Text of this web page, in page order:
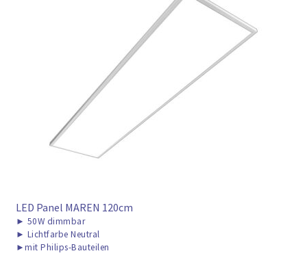
LED Panel MAREN 120cm
► 50W dimmbar
► Lichtfarbe Neutral
►mit Philips-Bauteilen